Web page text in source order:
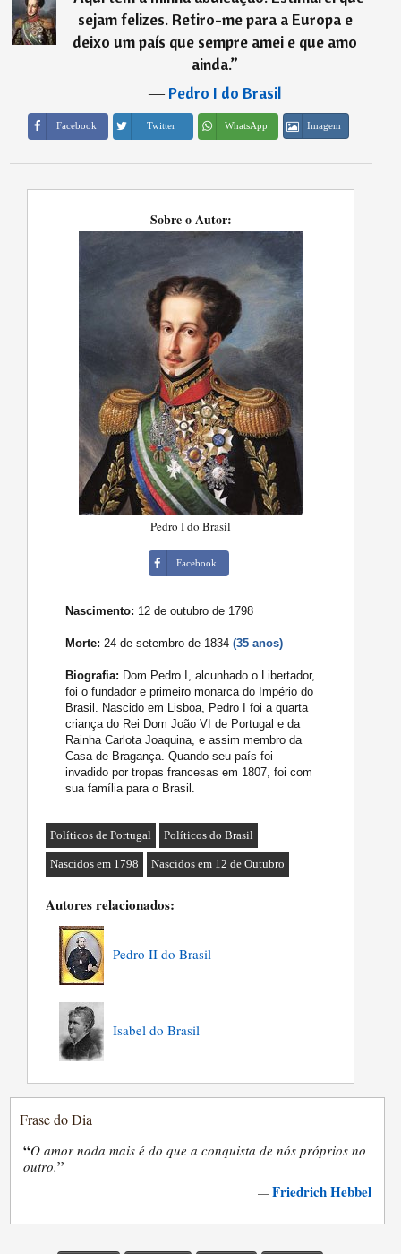
sejam felizes. Retiro-me para a Europa e
deixo um país que sempre amei e que amo
ainda.”
―Pedro I do Brasil
Facebook Twitter WhatsApp Imagem
Sobre o Autor:
Pedro I do Brasil
Facebook
Nascimento: 12 de outubro de 1798
Morte: 24 de setembro de 1834(35 anos)
Biografia: Dom Pedro I, alcunhado o Libertador,
foi o fundador e primeiro monarca do Império do
Brasil. Nascido em Lisboa, Pedro I foi a quarta
criança do Rei Dom João VI de Portugal e da
Rainha Carlota Joaquina, e assim membro da
Casa de Bragança. Quando seu país foi
invadido por tropas francesas em 1807, foi com
sua família para o Brasil.
Políticos de Portugal Políticos do Brasil
Nascidos em 1798 Nascidos em 12 de Outubro
Autores relacionados:
Pedro II do Brasil
Isabel do Brasil
Frase do Dia
“O amor nada mais é do que a conquista de nós próprios no
outro.”
—Friedrich Hebbel